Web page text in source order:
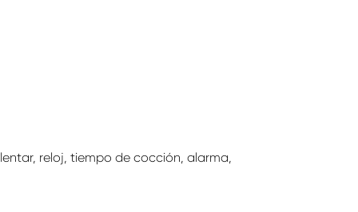
reloj, tiempo de cocción, alarma,